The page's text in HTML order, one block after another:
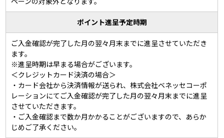
ポイント進呈予定時期
ご入金確認が完了した月の翌々月末までに進呈させていただき
ます。
※進呈時期は早まる場合がございます。
＜クレジットカード決済の場合＞
・カード会社から決済情報が送られ、株式会社ベネッセコーポ
レーションにてご入金確認が完了した月の翌々月末までに進呈
させていただきます。
・ご入金確認まで数か月かかることがございますので、あらか
じめご了承ください。